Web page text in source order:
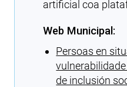
artificial coa
Web Municipal:
Persoas en
de inclusión